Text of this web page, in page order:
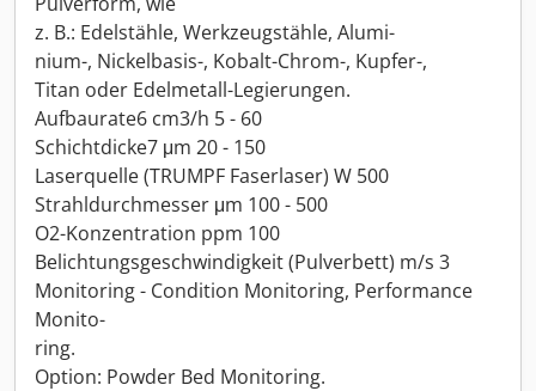
z. B.: Edelstähle, Werkzeugstähle, Alumi-
nium-, Nickelbasis-, Kobalt-Chrom-, Kupfer-,
Titan oder Edelmetall-Legierungen.
Aufbaurate6 cm3/h 5 - 60
Schichtdicke7 μm 20 - 150
Laserquelle (TRUMPF Faserlaser) W 500
Strahldurchmesser μm 100 - 500
O2-Konzentration ppm 100
Belichtungsgeschwindigkeit (Pulverbett) m/s 3
Monitoring - Condition Monitoring, Performance
Monito-
ring.
Option: Powder Bed Monitoring.